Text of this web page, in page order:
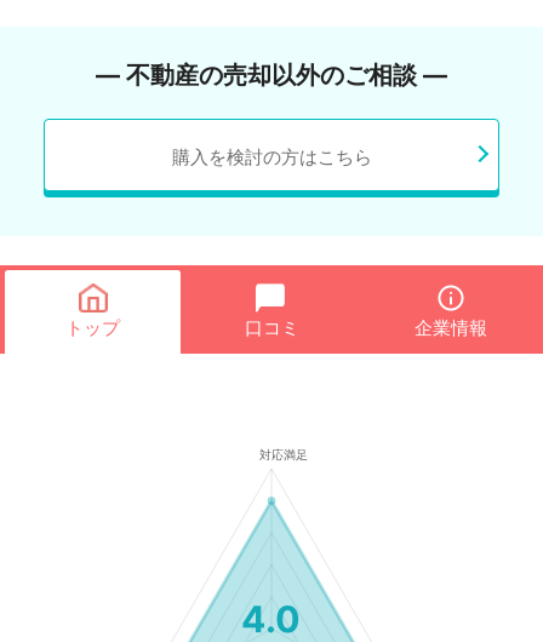
― 不動産の売却以外のご相談 ―
購入を検討の方はこちら
トップ 口コミ 企業情報
4.0